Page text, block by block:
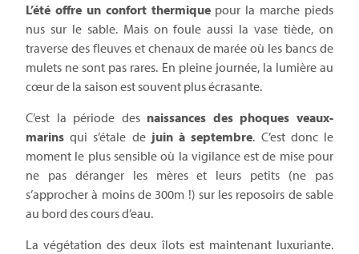
L’été offre un confort thermiquepour la marche pieds
nus sur le sable. Mais on foule aussi la vase tiède, on
traverse des fleuves et chenaux de marée où les bancs de
mulets ne sont pas rares. En pleine journée, la lumière au
cœur de la saison est souvent plus écrasante.
C’est la période des naissances des phoques veaux-
marins qui s’étale de juin à septembre. C’est donc le
moment le plus sensible où la vigilance est de mise pour
ne pas déranger les mères et leurs petits (ne pas
s’approcher à moins de 300m !) sur les reposoirs de sable
au bord des cours d’eau.
La végétation des deux îlots est maintenant luxuriante.